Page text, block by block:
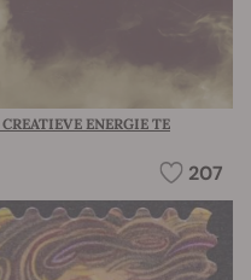
ENERGIE TE
207